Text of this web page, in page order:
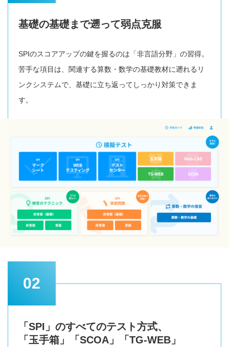
基礎の基礎まで遡って弱点克服
SPIのスコアアップの鍵を握るのは「非言語分野」の習得。
苦手な項目は、関連する算数・数学の基礎教材に遡れるリ
ンクシステムで、基礎に立ち返ってしっかり対策できま
す。
「SPI」のすべてのテスト方式、
「玉手箱」「SCOA」「TG-WEB」
02